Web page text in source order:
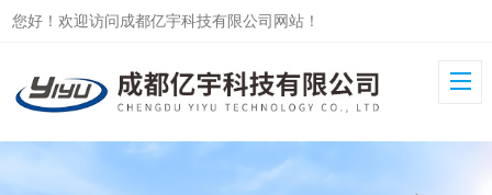
您好！欢迎访问成都亿宇科技有限公司网站！